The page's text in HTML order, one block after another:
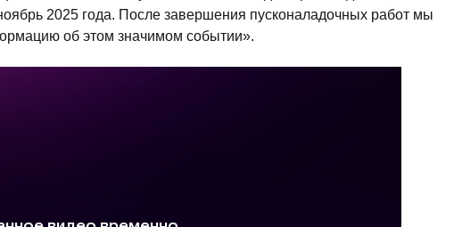
2025 года. После завершения пусконаладочных работ мы
об этом значимом событии».